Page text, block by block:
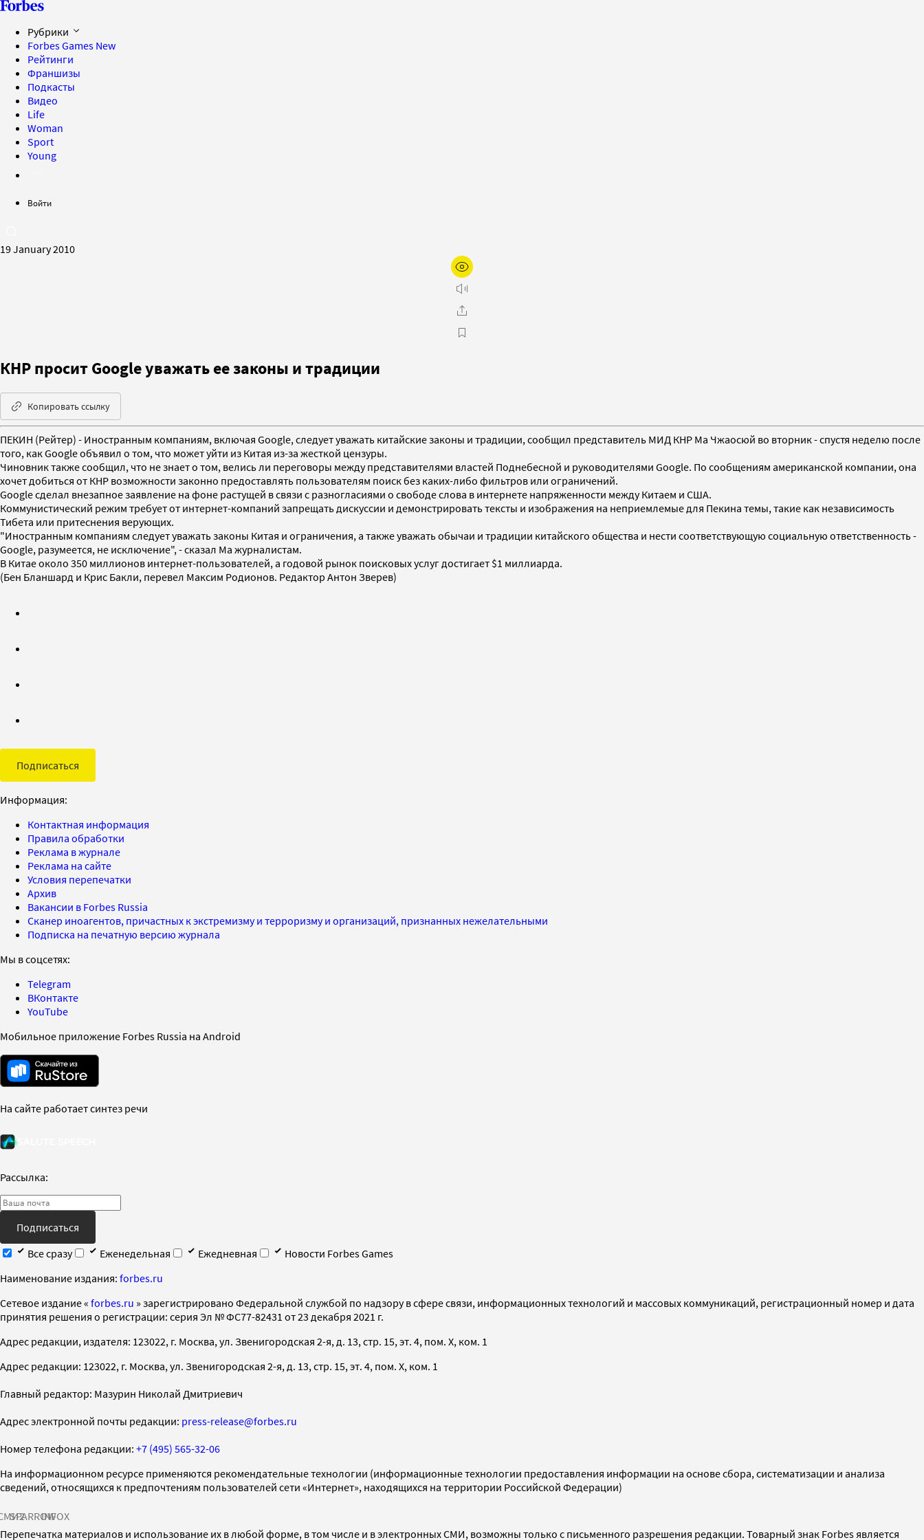
Рубрики
Forbes Games New
Рейтинги
Франшизы
Подкасты
Видео
Life
Woman
Sport
Young
Войти
19 January 2010
КНР просит Google уважать ее законы и традиции
Копировать ссылку
ПЕКИН (Рейтер) - Иностранным компаниям, включая Google, следует уважать китайские законы и традиции, сообщил представитель МИД КНР Ма Чжаосюй во вторник - спустя неделю после
того, как Google объявил о том, что может уйти из Китая из-за жесткой цензуры.
Чиновник также сообщил, что не знает о том, велись ли переговоры между представителями властей Поднебесной и руководителями Google. По сообщениям американской компании, она
хочет добиться от КНР возможности законно предоставлять пользователям поиск без каких-либо фильтров или ограничений.
Google сделал внезапное заявление на фоне растущей в связи с разногласиями о свободе слова в интернете напряженности между Китаем и США.
Коммунистический режим требует от интернет-компаний запрещать дискуссии и демонстрировать тексты и изображения на неприемлемые для Пекина темы, такие как независимость
Тибета или притеснения верующих.
"Иностранным компаниям следует уважать законы Китая и ограничения, а также уважать обычаи и традиции китайского общества и нести соответствующую социальную ответственность -
Google, разумеется, не исключение", - сказал Ма журналистам.
В Китае около 350 миллионов интернет-пользователей, а годовой рынок поисковых услуг достигает $1 миллиарда.
(Бен Бланшард и Крис Бакли, перевел Максим Родионов. Редактор Антон Зверев)
Подписаться
Информация:
Контактная информация
Правила обработки
Реклама в журнале
Реклама на сайте
Условия перепечатки
Архив
Вакансии в Forbes Russia
Сканер иноагентов, причастных к экстремизму и терроризму и организаций, признанных нежелательными
Подписка на печатную версию журнала
Мы в соцсетях:
Telegram
ВКонтакте
YouTube
Мобильное приложение Forbes Russia на Android
На сайте работает синтез речи
Рассылка:
Подписаться
Все сразу
Еженедельная Ежедневная
Новости Forbes Games
Наименование издания: forbes.ru
Cетевое издание « forbes.ru » зарегистрировано Федеральной службой по надзору в сфере связи, информационных технологий и массовых коммуникаций, регистрационный номер и дата
принятия решения о регистрации: серия Эл № ФС77-82431 от 23 декабря 2021 г.
Адрес редакции, издателя: 123022, г. Москва, ул. Звенигородская 2-я, д. 13, стр. 15, эт. 4, пом. X, ком. 1
Адрес редакции: 123022, г. Москва, ул. Звенигородская 2-я, д. 13, стр. 15, эт. 4, пом. X, ком. 1
Главный редактор: Мазурин Николай Дмитриевич
Адрес электронной почты редакции: press-release@forbes.ru
Номер телефона редакции: +7 (495) 565-32-06
На информационном ресурсе применяются рекомендательные технологии (информационные технологии предоставления информации на основе сбора, систематизации и анализа
сведений, относящихся к предпочтениям пользователей сети «Интернет», находящихся на территории Российской Федерации)
SPARROWINFOX
Перепечатка материалов и использование их в любой форме, в том числе и в электронных СМИ, возможны только с письменного разрешения редакции. Товарный знак Forbes является